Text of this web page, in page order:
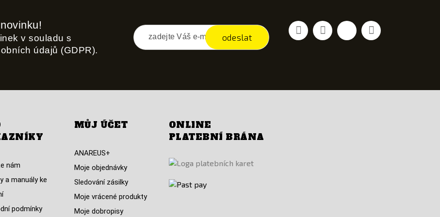
v souladu s
údajů (GDPR).
odeslat
FacebookYouTubeVimeo Instagram
nám
a manuály ke
podmínky
MŮJ ÚČET
ANAREUS+
Moje objednávky
Sledování zásilky
Moje vrácené produkty
Moje dobropisy
ONLINE
PLATEBNÍ BRÁNA